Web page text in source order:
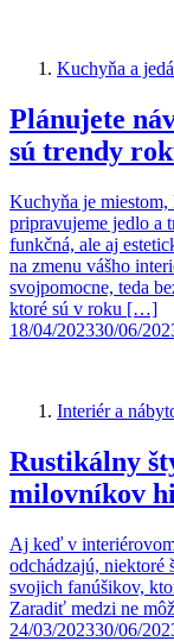
Kuchyňa a
Plánujete
sú trendy
Kuchyňa je miestom,
pripravujeme jedlo a
funkčná, ale aj
na zmenu vášho
svojpomocne, teda
ktoré sú v roku […]
18/04/202330/06/
Interiér a
Rustikálny
milovníkov
Aj keď v
odchádzajú, niektoré
svojich fanúšikov,
Zaradiť medzi ne
24/03/202330/06/